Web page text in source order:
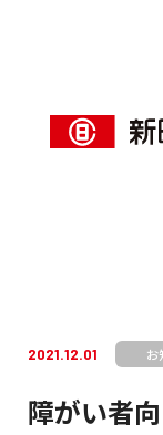
2021.12.01 お
障がい者